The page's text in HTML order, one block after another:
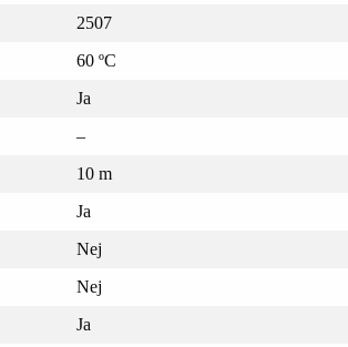
2507
60 ºC
Ja
–
10 m
Ja
Nej
Nej
Ja